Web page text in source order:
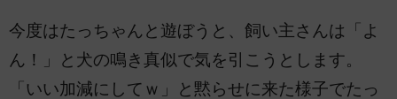
今度はたっちゃんと遊ぼうと、飼い主さんは「よ
ん！」と犬の鳴き真似で気を引こうとします。
「いい加減にしてｗ」と黙らせに来た様子でたっ